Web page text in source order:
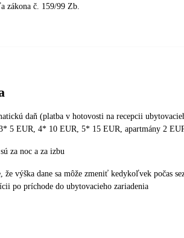
zákona č. 159/99 Zb.
daň (platba v hotovosti na recepcii
5 EUR, 4* 10 EUR, 5* 15 EUR, apartmány 2
za noc a za izbu
že výška dane sa môže zmeniť kedykoľvek počas
po príchode do ubytovacieho zariadenia